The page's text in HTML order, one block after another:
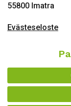
55800 Imatra
Evästeseloste